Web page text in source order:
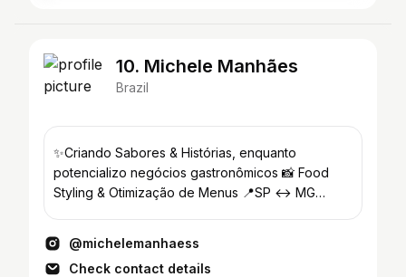
10. Michele Manhães
Brazil
✨Criando Sabores & Histórias, enquanto
potencializo negócios gastronômicos 📸 Food
Styling & Otimização de Menus 📍SP ↔ MG
@michelemanhaess
Check contact details